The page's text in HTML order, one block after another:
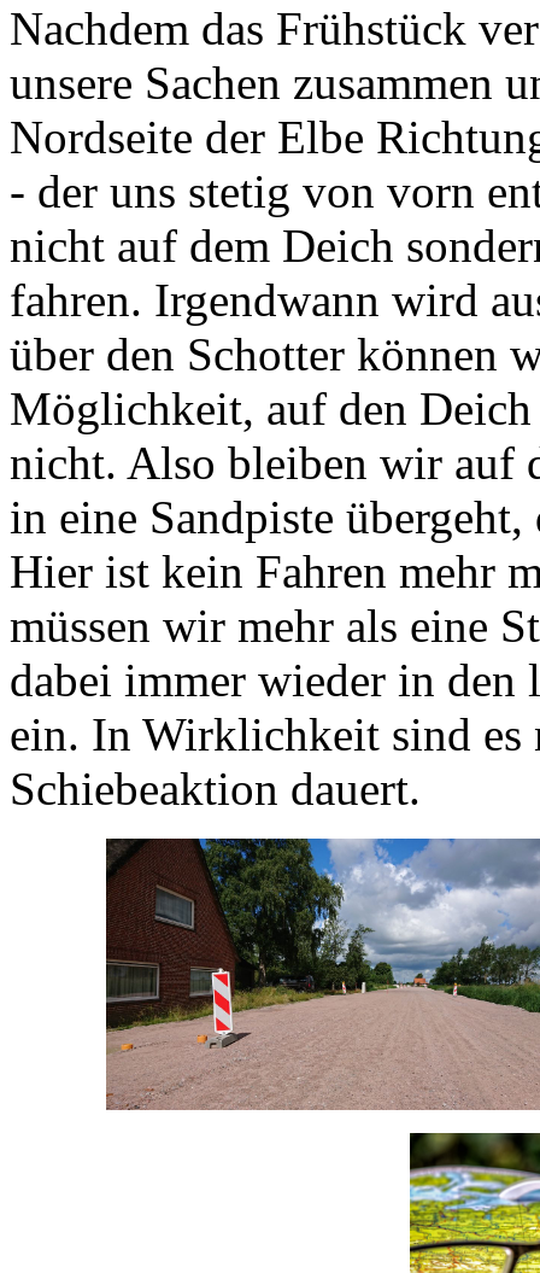
Nachdem das Frühstück
unsere Sachen zusammen
Nordseite der Elbe
- der uns stetig von vorn
nicht auf dem Deich
fahren. Irgendwann wird
über den Schotter können
Möglichkeit, auf den
nicht. Also bleiben wir auf
in eine Sandpiste
Hier ist kein Fahren mehr
müssen wir mehr als eine
dabei immer wieder in den
ein. In Wirklichkeit sind
Schiebeaktion dauert.